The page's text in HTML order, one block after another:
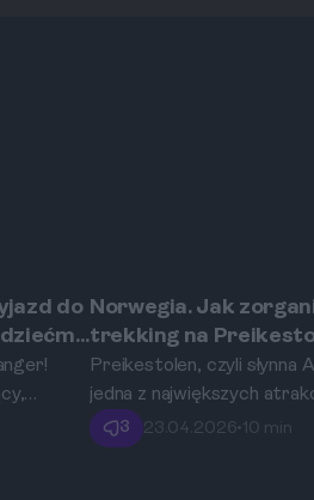
do
dniowej
Stavanger
Norwegia. Jak
trekking na
Stavanger?
kroku.
Preikestolen, czyli słynna
jedna z największych
Ten kompletny przewodnik
kroku pokaże Ci, jak
3 23.04.2026• 10 min